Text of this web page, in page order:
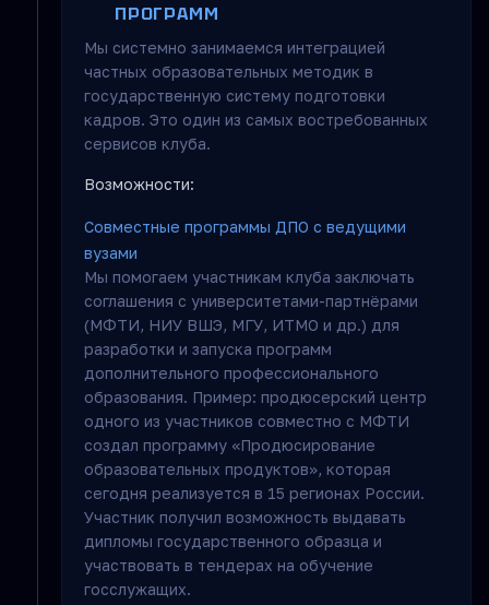
ПРОГРАММ
Мы системно занимаемся интеграцией
частных образовательных методик в
государственную систему подготовки
кадров. Это один из самых востребованных
сервисов клуба.
Возможности:
Совместные программы ДПО с ведущими
вузами
Мы помогаем участникам клуба заключать
соглашения с университетами-партнёрами
(МФТИ, НИУ ВШЭ, МГУ, ИТМО и др.) для
разработки и запуска программ
дополнительного профессионального
образования. Пример: продюсерский центр
одного из участников совместно с МФТИ
создал программу «Продюсирование
образовательных продуктов», которая
сегодня реализуется в 15 регионах России.
Участник получил возможность выдавать
дипломы государственного образца и
участвовать в тендерах на обучение
госслужащих.